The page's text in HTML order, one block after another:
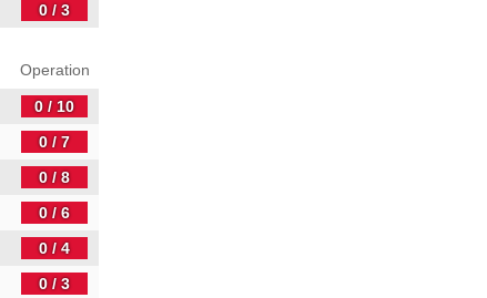
0 / 3
Operation
0 / 10
0 / 7
0 / 8
0 / 6
0 / 4
0 / 3